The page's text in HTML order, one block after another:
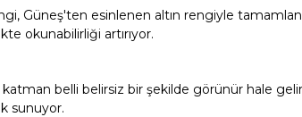
Güneş'ten esinlenen altın rengiyle
okunabilirliği artırıyor.
belli belirsiz bir şekilde görünür hale
sunuyor.